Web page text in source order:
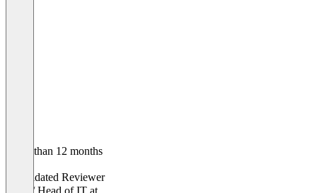
Older than 12 months
Validated Reviewer